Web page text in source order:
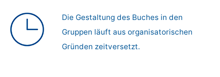
Die Gestaltung des Buches in den
Gruppen läuft aus organisatorischen
Gründen zeitversetzt.